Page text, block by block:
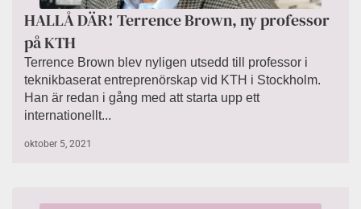
HALLÅ DÄR! Terrence Brown, ny professor
på KTH
Terrence Brown blev nyligen utsedd till professor i
teknikbaserat entreprenörskap vid KTH i Stockholm.
Han är redan i gång med att starta upp ett
internationellt...
oktober 5, 2021